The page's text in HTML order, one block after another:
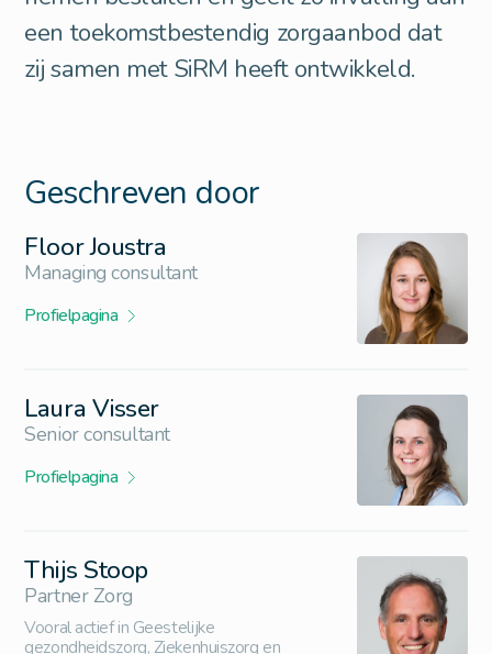
een toekomstbestendig zorgaanbod dat
zij samen met SiRM heeft ontwikkeld.
Geschreven door
Floor Joustra
Managing consultant
Profielpagina
Laura Visser
Senior consultant
Profielpagina
Thijs Stoop
Partner Zorg
Vooral actief in Geestelijke
gezondheidszorg, Ziekenhuiszorg en